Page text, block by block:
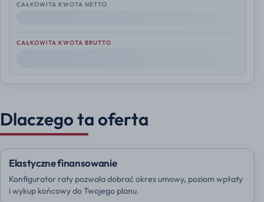
CAŁKOWITA KWOTA NETTO
CAŁKOWITA KWOTA BRUTTO
Dlaczego ta oferta
Elastyczne finansowanie
Konfigurator raty pozwala dobrać okres umowy, poziom wpłaty
i wykup końcowy do Twojego planu.